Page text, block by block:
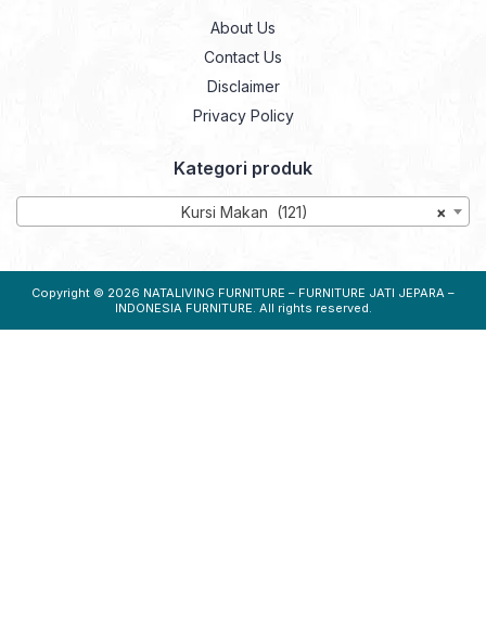
About Us
Contact Us
Disclaimer
Privacy Policy
Kategori produk
×
Kursi Makan (121)
Copyright © 2026 NATALIVING FURNITURE – FURNITURE JATI JEPARA –
INDONESIA FURNITURE. All rights reserved.